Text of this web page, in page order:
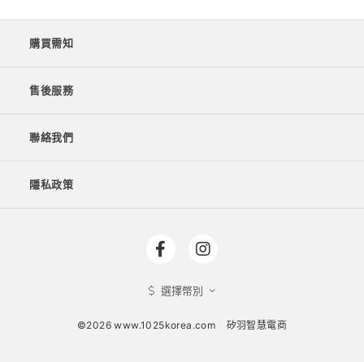
購買需知
售後服務
聯絡我們
隱私政策
選擇幣別
©2026 www.1025korea.com 矽羽智慧電商